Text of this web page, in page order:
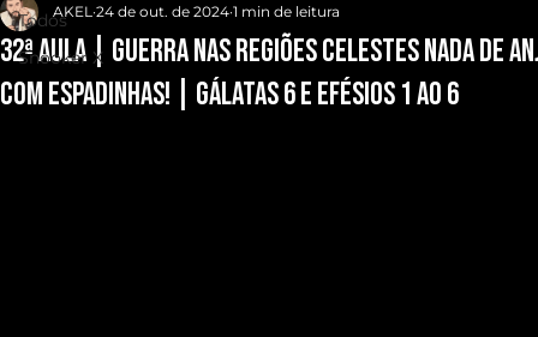
Todos
Snooker X
32ª AULA | GUERRA nas REGIÕES CELESTES NADA de
com ESPADINHAS! | Gálatas 6 e Efésios 1 ao 6
AKEL 24 de out. de 2024 1 min de leitura